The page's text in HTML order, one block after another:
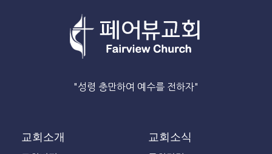
"성령 충만하여 예수를 전하자"
교회소개 교회소식